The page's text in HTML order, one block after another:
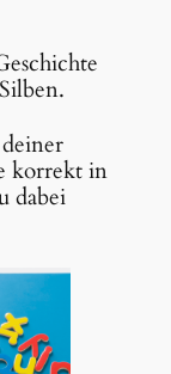
korrekt in
dabei